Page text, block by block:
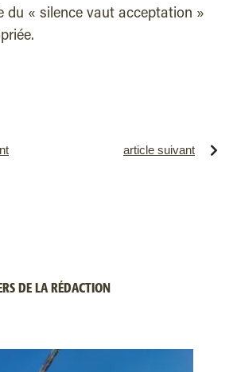
du « silence vaut acceptation »
article suivant
DE LA RÉDACTION